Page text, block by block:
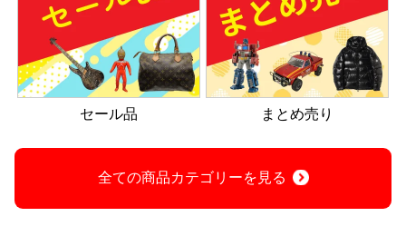
セール品 まとめ売り
全ての商品カテゴリーを見る